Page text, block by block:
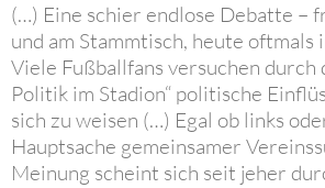
(…) Eine schier endlose Debatte –
und am Stammtisch, heute
Viele Fußballfans versuchen durch
Politik im Stadion“ politische
sich zu weisen (…) Egal ob links
Hauptsache gemeinsamer
Meinung scheint sich seit jeher